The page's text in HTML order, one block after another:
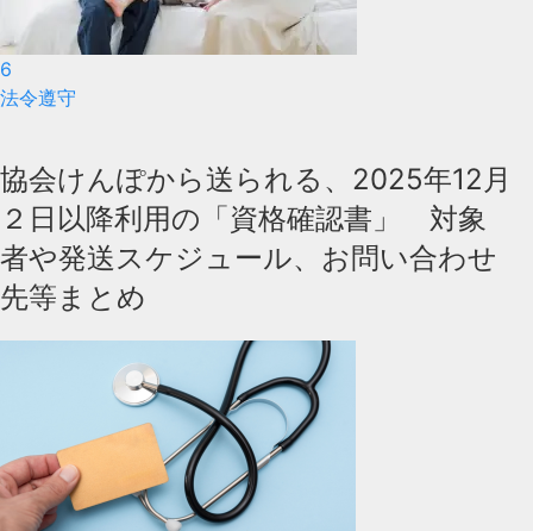
6
法令遵守
協会けんぽから送られる、2025年12月
２日以降利用の「資格確認書」 対象
者や発送スケジュール、お問い合わせ
先等まとめ